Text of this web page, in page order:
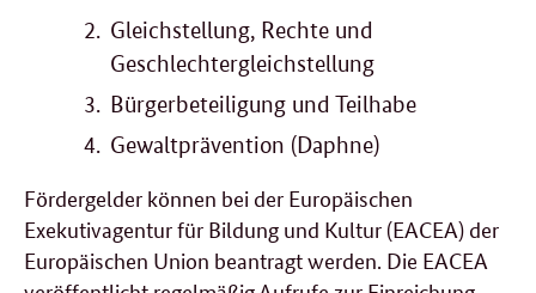
Gleichstellung, Rechte und
Geschlechtergleichstellung
Bürgerbeteiligung und Teilhabe
Gewaltprävention (Daphne)
Fördergelder können bei der Europäischen
Exekutivagentur für Bildung und Kultur (EACEA) der
Europäischen Union beantragt werden. Die EACEA